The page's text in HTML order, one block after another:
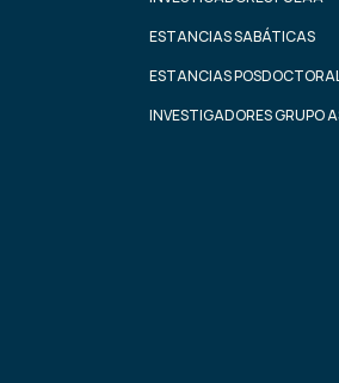
ESTANCIAS SABÁTICAS
ESTANCIAS
INVESTIGADORES GRUPO